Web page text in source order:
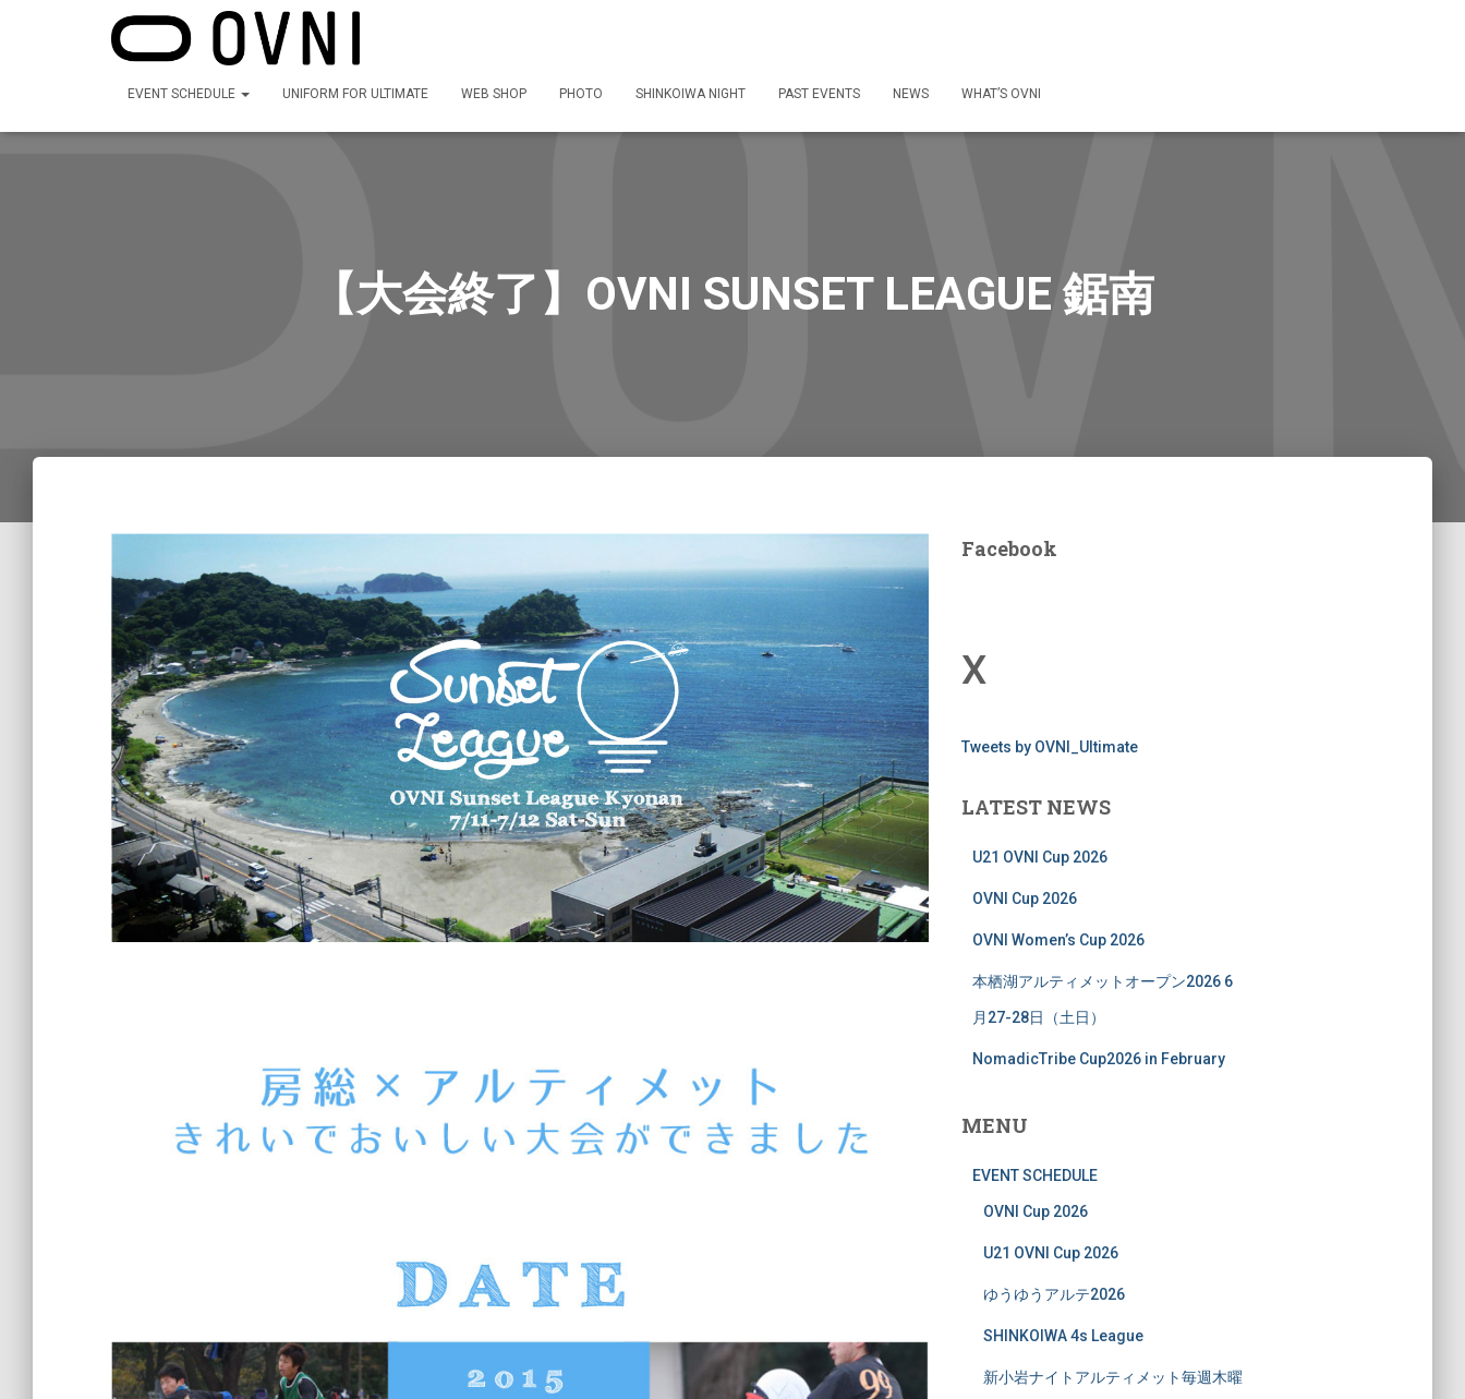
EVENT SCHEDULE UNIFORM FOR ULTIMATE WEB SHOP PHOTO SHINKOIWA NIGHT PAST EVENTS NEWS WHAT’S OVNI
【大会終了】OVNI SUNSET LEAGUE 鋸南
Facebook
X
Tweets by OVNI_Ultimate
LATEST NEWS
U21 OVNI Cup 2026
OVNI Cup 2026
OVNI Women’s Cup 2026
本栖湖アルティメットオープン2026 6
月27-28日（土日）
NomadicTribe Cup2026 in February
MENU
EVENT SCHEDULE
OVNI Cup 2026
U21 OVNI Cup 2026
ゆうゆうアルテ2026
SHINKOIWA 4s League
新小岩ナイトアルティメット毎週木曜